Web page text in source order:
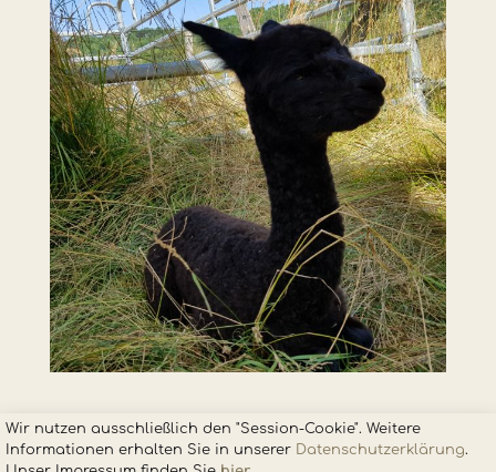
Wir nutzen ausschließlich den "Session-Cookie". Weitere
Informationen erhalten Sie in unserer Datenschutzerklärung.